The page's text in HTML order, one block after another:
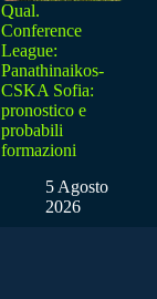
Qual.
Conference
League:
Panathinaikos-
CSKA Sofia:
pronostico e
probabili
formazioni
5 Agosto
2026